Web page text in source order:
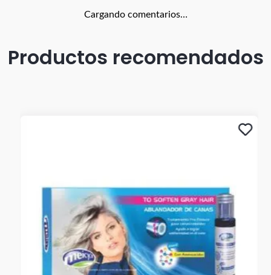
Cargando comentarios…
Productos recomendados